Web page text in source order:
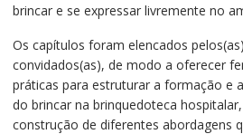
brincar e se expressar livremente no
Os capítulos foram elencados
convidados(as), de modo a oferecer
práticas para estruturar a formação e
do brincar na brinquedoteca
construção de diferentes abordagens